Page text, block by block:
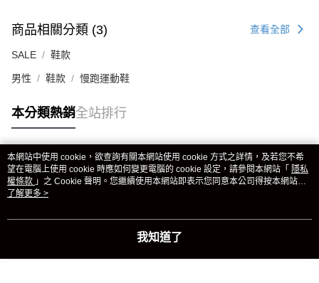
商品相關分類 (3) 查看全部
SALE 鞋款
男性 鞋款 慢跑運動鞋
本分類熱銷全站排行
熱門標籤
本網站中使用 cookie，欲查詢有關本網站使用 cookie 方式之詳情，及若您不希
望在電腦上使用 cookie 時應如何變更電腦的 cookie 設定，請參閱本網站「 隱私
權條款 」之 Cookie 聲明。您繼續使用本網站即表示您同意本公司得按本網站使
用條款之 Cookie 聲明使用 cookie。
了解更多 >
我知道了